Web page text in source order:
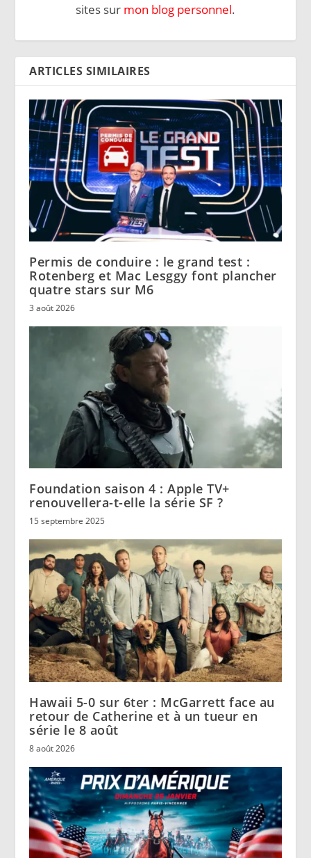
sites sur mon blog personnel.
ARTICLES SIMILAIRES
Permis de conduire : le grand test :
Rotenberg et Mac Lesggy font plancher
quatre stars sur M6
3 août 2026
Foundation saison 4 : Apple TV+
renouvellera-t-elle la série SF ?
15 septembre 2025
Hawaii 5-0 sur 6ter : McGarrett face au
retour de Catherine et à un tueur en
série le 8 août
8 août 2026